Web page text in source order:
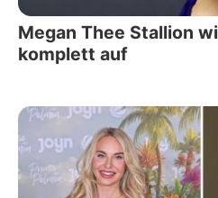
Megan Thee Stallion
komplett auf